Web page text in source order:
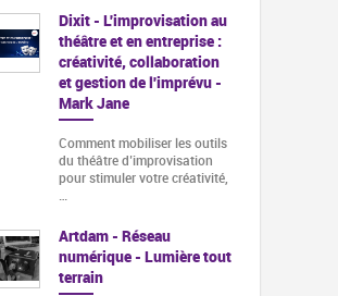
Dixit - L'improvisation au
théâtre et en entreprise :
créativité, collaboration
et gestion de l'imprévu -
Mark Jane
Comment mobiliser les outils
du théâtre d’improvisation
pour stimuler votre créativité,
…
Artdam - Réseau
numérique - Lumière tout
terrain